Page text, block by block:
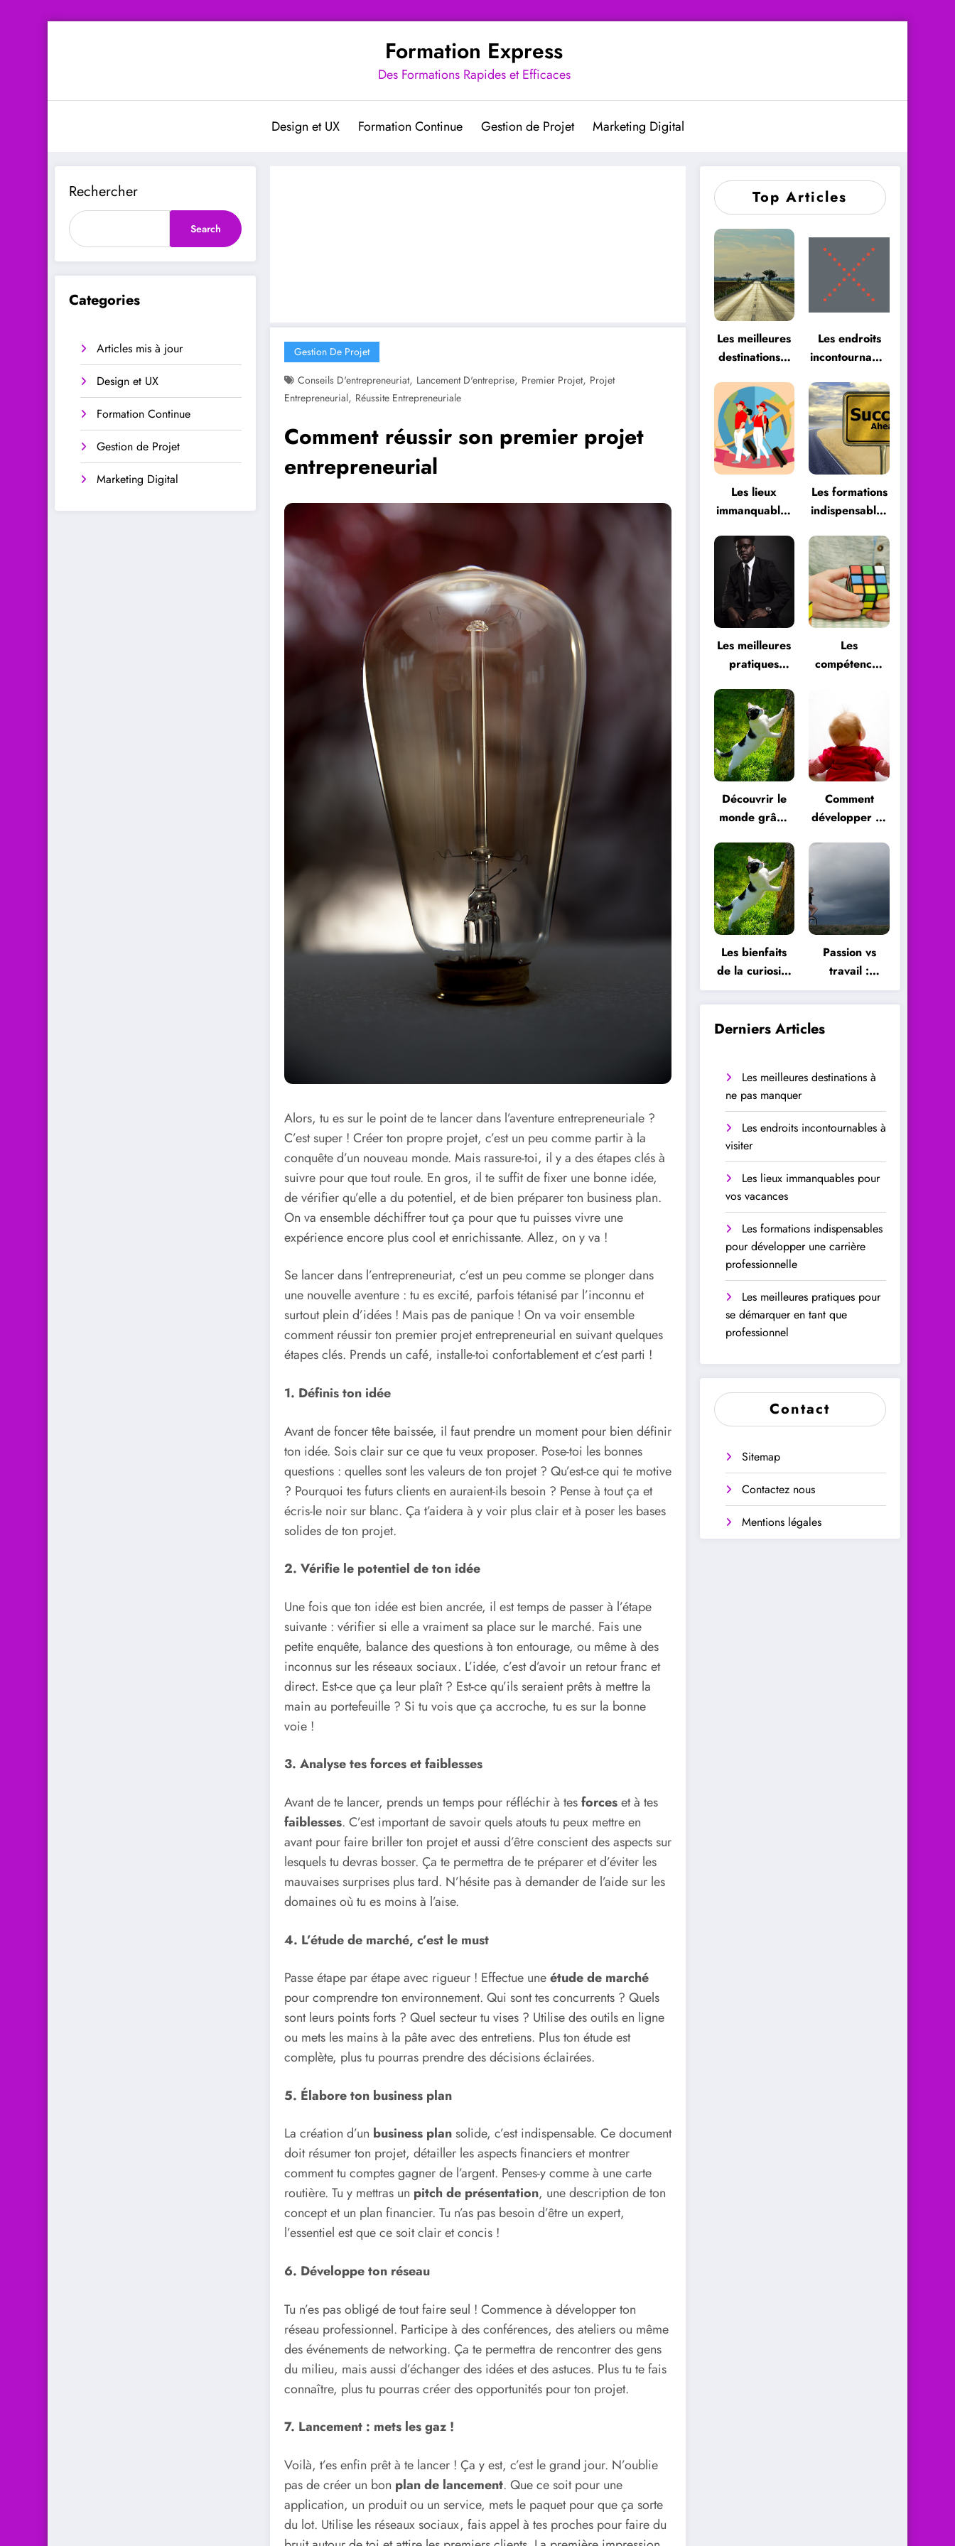
Formation Express
Des Formations Rapides et Efficaces
Design et UX Formation Continue Gestion de Projet Marketing Digital
Rechercher
Search
Categories
Articles mis à jour
Design et UX
Formation Continue
Gestion de Projet
Marketing Digital
Gestion De Projet
Conseils D'entrepreneuriat, Lancement D'entreprise, Premier Projet, Projet
Entrepreneurial, Réussite Entrepreneuriale
Comment réussir son premier projet
entrepreneurial
Alors, tu es sur le point de te lancer dans l’aventure entrepreneuriale ?
C’est super ! Créer ton propre projet, c’est un peu comme partir à la
conquête d’un nouveau monde. Mais rassure-toi, il y a des étapes clés à
suivre pour que tout roule. En gros, il te suffit de fixer une bonne idée,
de vérifier qu’elle a du potentiel, et de bien préparer ton business plan.
On va ensemble déchiffrer tout ça pour que tu puisses vivre une
expérience encore plus cool et enrichissante. Allez, on y va !
Se lancer dans l’entrepreneuriat, c’est un peu comme se plonger dans
une nouvelle aventure : tu es excité, parfois tétanisé par l’inconnu et
surtout plein d’idées ! Mais pas de panique ! On va voir ensemble
comment réussir ton premier projet entrepreneurial en suivant quelques
étapes clés. Prends un café, installe-toi confortablement et c’est parti !
1. Définis ton idée
Avant de foncer tête baissée, il faut prendre un moment pour bien définir
ton idée. Sois clair sur ce que tu veux proposer. Pose-toi les bonnes
questions : quelles sont les valeurs de ton projet ? Qu’est-ce qui te motive
? Pourquoi tes futurs clients en auraient-ils besoin ? Pense à tout ça et
écris-le noir sur blanc. Ça t’aidera à y voir plus clair et à poser les bases
solides de ton projet.
2. Vérifie le potentiel de ton idée
Une fois que ton idée est bien ancrée, il est temps de passer à l’étape
suivante : vérifier si elle a vraiment sa place sur le marché. Fais une
petite enquête, balance des questions à ton entourage, ou même à des
inconnus sur les réseaux sociaux. L’idée, c’est d’avoir un retour franc et
direct. Est-ce que ça leur plaît ? Est-ce qu’ils seraient prêts à mettre la
main au portefeuille ? Si tu vois que ça accroche, tu es sur la bonne
voie !
3. Analyse tes forces et faiblesses
Avant de te lancer, prends un temps pour réfléchir à tesforceset à tes
faiblesses. C’est important de savoir quels atouts tu peux mettre en
avant pour faire briller ton projet et aussi d’être conscient des aspects sur
lesquels tu devras bosser. Ça te permettra de te préparer et d’éviter les
mauvaises surprises plus tard. N’hésite pas à demander de l’aide sur les
domaines où tu es moins à l’aise.
4. L’étude de marché, c’est le must
Passe étape par étape avec rigueur ! Effectue uneétude de marché
pour comprendre ton environnement. Qui sont tes concurrents ? Quels
sont leurs points forts ? Quel secteur tu vises ? Utilise des outils en ligne
ou mets les mains à la pâte avec des entretiens. Plus ton étude est
complète, plus tu pourras prendre des décisions éclairées.
5. Élabore ton business plan
La création d’un business plansolide, c’est indispensable. Ce document
doit résumer ton projet, détailler les aspects financiers et montrer
comment tu comptes gagner de l’argent. Penses-y comme à une carte
routière. Tu y mettras un pitch de présentation, une description de ton
concept et un plan financier. Tu n’as pas besoin d’être un expert,
l’essentiel est que ce soit clair et concis !
6. Développe ton réseau
Tu n’es pas obligé de tout faire seul ! Commence à développer ton
réseau professionnel. Participe à des conférences, des ateliers ou même
des événements de networking. Ça te permettra de rencontrer des gens
du milieu, mais aussi d’échanger des idées et des astuces. Plus tu te fais
connaître, plus tu pourras créer des opportunités pour ton projet.
7. Lancement : mets les gaz !
Voilà, t’es enfin prêt à te lancer ! Ça y est, c’est le grand jour. N’oublie
pas de créer un bon plan de lancement. Que ce soit pour une
application, un produit ou un service, mets le paquet pour que ça sorte
du lot. Utilise les réseaux sociaux, fais appel à tes proches pour faire du
Top Articles
Les meilleures
destinations à
manquer
Les endroits
incontournables
Les lieux
immanquables
vacances
Les formations
indispensables
développer
une carrière
professionnelle
Les meilleures
pratiques
démarquer en
tant que
professionnel
Les
compétences
dans le monde
professionnel
Découvrir le
monde grâce
Comment
développer sa
Les bienfaits
de la curiosité
sur le cerveau
Passion vs
travail :
comment
trouver
l’équilibre
Derniers Articles
Les meilleures destinations à
ne pas manquer
Les endroits incontournables à
visiter
Les lieux immanquables pour
vos vacances
Les formations indispensables
pour développer une carrière
professionnelle
Les meilleures pratiques pour
se démarquer en tant que
professionnel
Contact
Sitemap
Contactez nous
Mentions légales